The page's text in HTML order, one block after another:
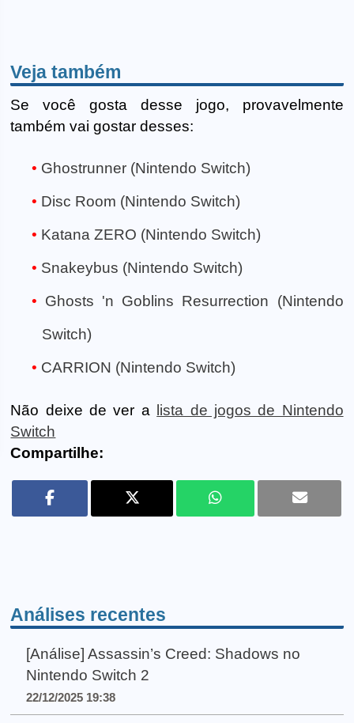
Veja também
Se você gosta desse jogo, provavelmente
também vai gostar desses:
Ghostrunner (Nintendo Switch)
Disc Room (Nintendo Switch)
Katana ZERO (Nintendo Switch)
Snakeybus (Nintendo Switch)
Ghosts 'n Goblins Resurrection (Nintendo
Switch)
CARRION (Nintendo Switch)
Não deixe de ver a
lista de jogos de Nintendo
Switch
Compartilhe:
Análises recentes
[Análise] Assassin’s Creed: Shadows no
Nintendo Switch 2
22/12/2025 19:38